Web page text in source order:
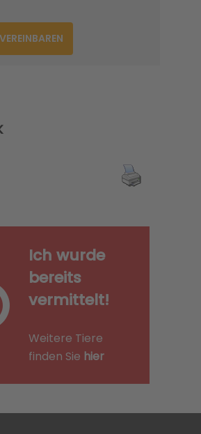
Ich wurde
bereits
vermittelt!
Weitere Tiere
finden Sie hier